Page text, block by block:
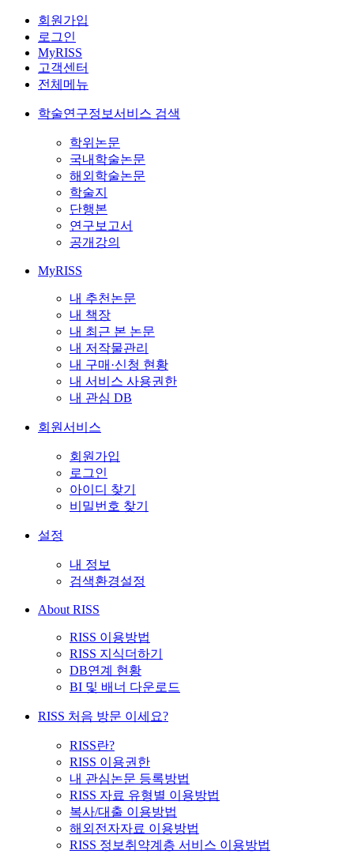
회원가입
로그인
MyRISS
고객센터
전체메뉴
학술연구정보서비스 검색
학위논문
국내학술논문
해외학술논문
학술지
단행본
연구보고서
공개강의
MyRISS
내 추천논문
내 책장
내 최근 본 논문
내 저작물관리
내 구매·신청 현황
내 서비스 사용권한
내 관심 DB
회원서비스
회원가입
로그인
아이디 찾기
비밀번호 찾기
설정
내 정보
검색환경설정
About RISS
RISS 이용방법
RISS 지식더하기
DB연계 현황
BI 및 배너 다운로드
RISS 처음 방문 이세요?
RISS란?
RISS 이용권한
내 관심논문 등록방법
RISS 자료 유형별 이용방법
복사/대출 이용방법
해외전자자료 이용방법
RISS 정보취약계층 서비스 이용방법